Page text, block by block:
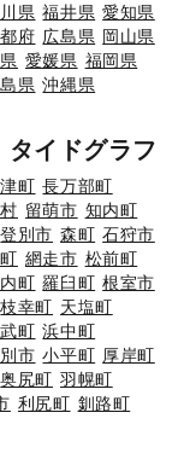
県 福井県 愛知県
府 広島県 岡山県
愛媛県 福岡県
県 沖縄県
イドグラフ
町 長万部町
留萌市 知内町
登別市 森町 石狩市
網走市 松前町
町 羅臼町 根室市
枝幸町 天塩町
町 浜中町
市 小平町 厚岸町
奥尻町 羽幌町
利尻町 釧路町